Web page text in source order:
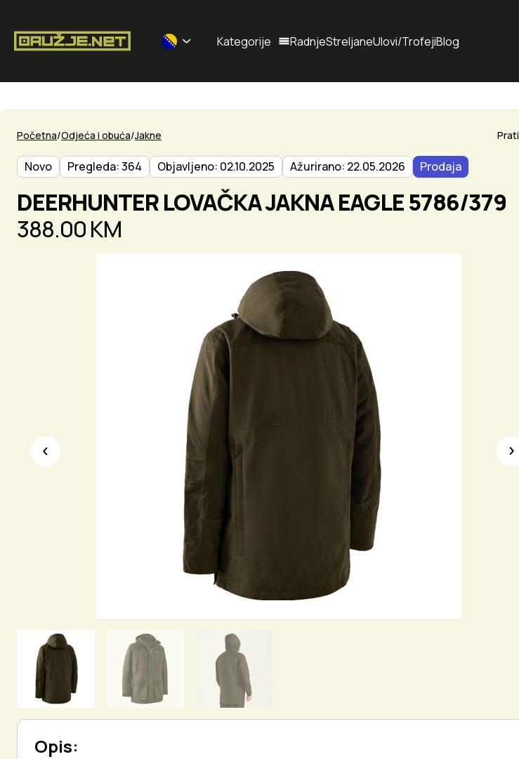
Selected currency: BAM
Kategorije RadnjeStreljaneUlovi/TrofejiBlog
Početna Odjeća i obuća Jakne Prati
Novo Pregleda: 364 Objavljeno: 02.10.2025 Ažurirano: 22.05.2026 Prodaja
DEERHUNTER LOVAČKA JAKNA EAGLE 5786/379
388.00 KM
Opis: